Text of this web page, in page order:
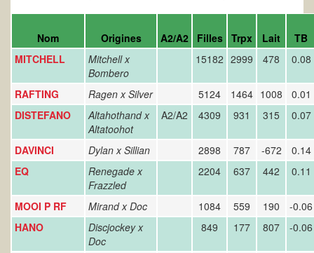
Nom Origines A2/A2 Filles Trpx Lait
TB
MITCHELL
Mitchell x
Bombero
15182 2999 478 0.08
RAFTING Ragen xSilver 5124 1464 1008
0.01
DISTEFANO
Altahothand x
Altatoohot
A2/A2 4309 931 315 0.07
DAVINCI Dylan xSillian 2898 787 -672
0.14
EQ
Renegade x
Frazzled
2204 637 442 0.11
MOOI P RF Mirand xDoc 1084 559 190
-0.06
HANO
Discjockey x
Doc
849 177 807 -0.06